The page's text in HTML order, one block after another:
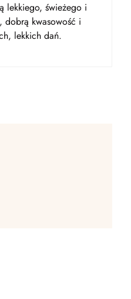
lekkiego, świeżego i
dobrą kwasowość i
lekkich dań.